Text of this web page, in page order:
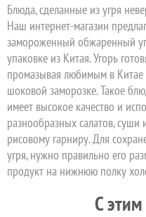
Блюда, сделанные из угря
Наш интернет-магазин
замороженный обжаренный
упаковке из Китая. Угорь
промазывая любимым в Китае
шоковой заморозке. Такое
имеет высокое качество и
разнообразных салатов, суши
рисовому гарниру. Для
угря, нужно правильно его
продукт на нижнюю полку
C